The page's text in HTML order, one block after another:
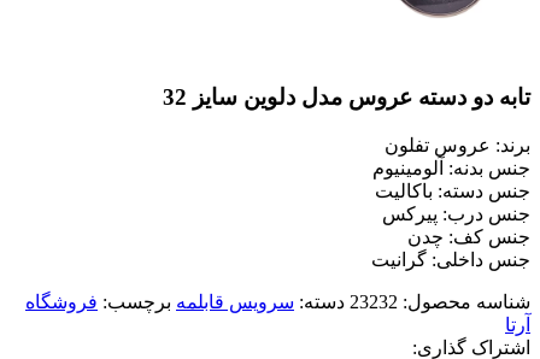
تابه دو دسته عروس مدل دلوین سایز 32
برند: عروس تفلون
جنس بدنه: آلومینیوم
جنس دسته: باکالیت
جنس درب: پیرکس
جنس کف: چدن
جنس داخلی: گرانیت
شناسه محصول: 23232 دسته: سرویس قابلمه برچسب: فروشگاه
آرتا
اشتراک گذاری: